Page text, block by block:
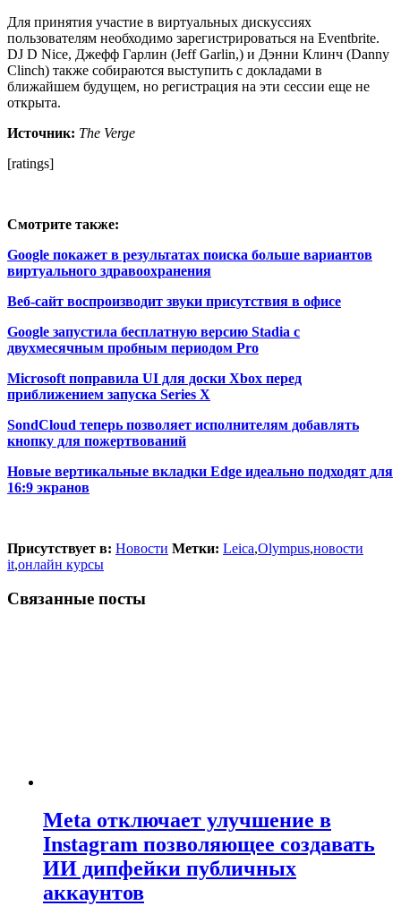
Для принятия участие в виртуальных дискуссиях
пользователям необходимо зарегистрироваться на Eventbrite.
DJ D Nice, Джефф Гарлин (Jeff Garlin,) и Дэнни Клинч (Danny
Clinch) также собираются выступить с докладами в
ближайшем будущем, но регистрация на эти сессии еще не
открыта.
Источник: The Verge
[ratings]
Смотрите также:
Google покажет в результатах поиска больше вариантов
виртуального здравоохранения
Веб-сайт воспроизводит звуки присутствия в офисе
Google запустила бесплатную версию Stadia с
двухмесячным пробным периодом Pro
Microsoft поправила UI для доски Xbox перед
приближением запуска Series X
SondCloud теперь позволяет исполнителям добавлять
кнопку для пожертвований
Новые вертикальные вкладки Edge идеально подходят для
16:9 экранов
Присутствует в: Новости Метки: Leica,Olympus,новости
it,онлайн курсы
Связанные посты
Meta отключает улучшение в
Instagram позволяющее создавать
ИИ дипфейки публичных
аккаунтов